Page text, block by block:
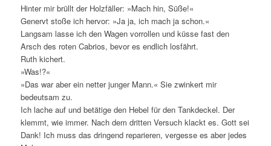
Hinter mir brüllt der Holzfäller: »Mach hin, Süße!«
Genervt stoße ich hervor: »Ja ja, ich mach ja schon.«
Langsam lasse ich den Wagen vorrollen und küsse fast den
Arsch des roten Cabrios, bevor es endlich losfährt.
Ruth kichert.
»Was!?«
»Das war aber ein netter junger Mann.« Sie zwinkert mir
bedeutsam zu.
Ich lache auf und betätige den Hebel für den Tankdeckel. Der
klemmt, wie immer. Nach dem dritten Versuch klackt es. Gott sei
Dank! Ich muss das dringend reparieren, vergesse es aber jedes